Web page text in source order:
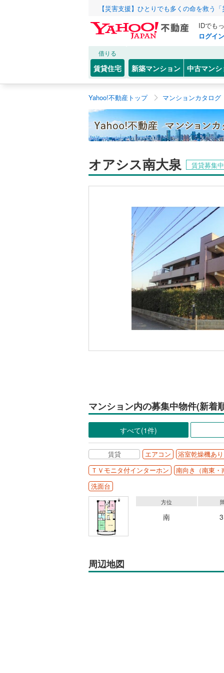
【災害支援】ひとりでも多くの命を救う
IDでも
ログイン
借りる
賃貸住宅 新築マンション 中古マンシ
Yahoo!不動産トップ マンションカタログ
オアシス南大泉 賃貸募集中
マンション内の募集中物件(新着
すべて(1件)
賃貸 エアコン
浴室乾燥機あり
ＴＶモニタ付インターホン
南向き（南東・
洗面台
方位
南
周辺地図